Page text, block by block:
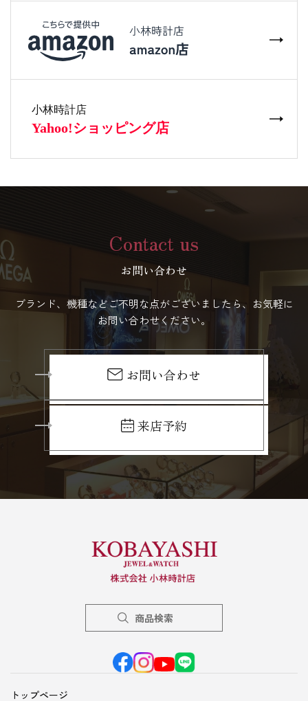
Contact us
お問い合わせ
ブランド、機種などご不明な点がございましたら、お気軽に
お問い合わせください。
お問い合わせ
来店予約
商品検索
トップページ